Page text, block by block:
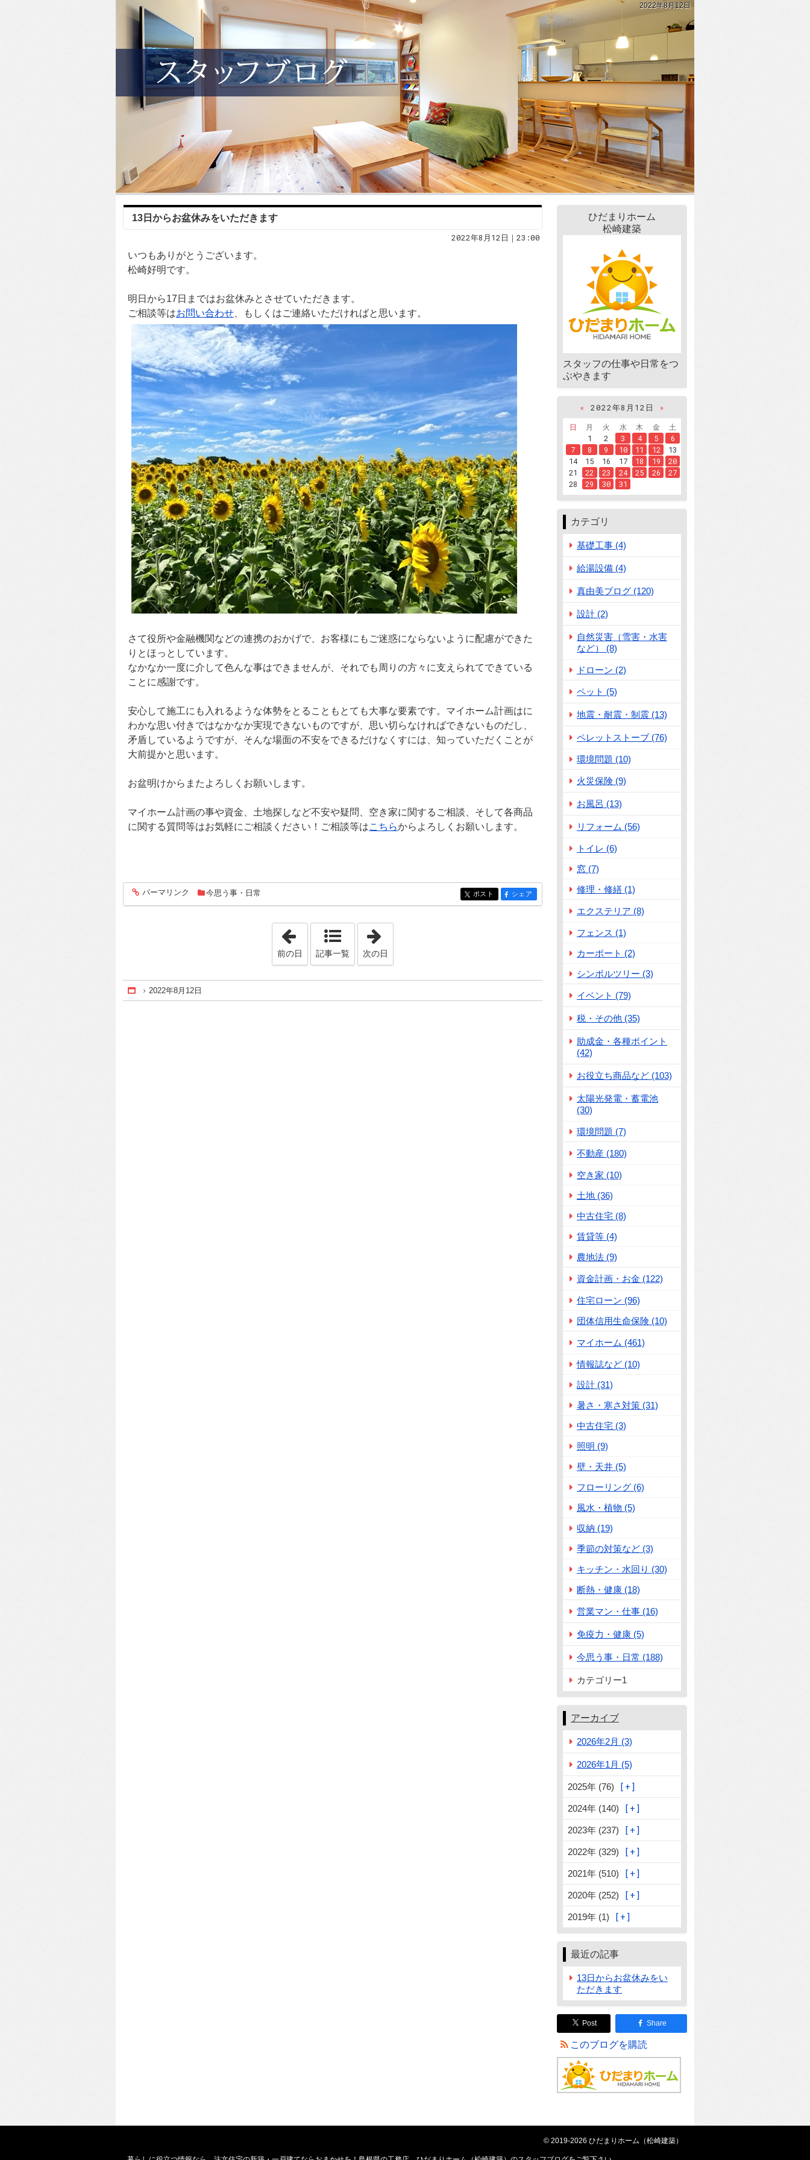
2022年8月12日
13日からお盆休みをいただきます
2022年8月12日｜23:00
いつもありがとうございます。
松崎好明です。
明日から17日まではお盆休みとさせていただきます。
ご相談等はお問い合わせ 、もしくはご連絡いただければと思います。
さて役所や金融機関などの連携のおかげで、お客様にもご迷惑にならないように配慮ができた
りとほっとしています。
なかなか一度に介して色んな事はできませんが、それでも周りの方々に支えられてできている
ことに感謝です。
安心して施工にも入れるような体勢をとることもとても大事な要素です。マイホーム計画はに
わかな思い付きではなかなか実現できないものですが、思い切らなければできないものだし、
矛盾しているようですが、そんな場面の不安をできるだけなくすには、知っていただくことが
大前提かと思います。
お盆明けからまたよろしくお願いします。
マイホーム計画の事や資金、土地探しなど不安や疑問、空き家に関するご相談、そして各商品
に関する質問等はお気軽にご相談ください！ご相談等はこちらからよろしくお願いします。
entry1271
パーマリンク 今思う事・日常 entry1271
ポスト entry1271
シェア
「2022年8月11日」
前の日 記事一覧 次の日
Home
2022年8月12日
ひだまりホーム
松崎建築
スタッフの仕事や日常をつ
ぶやきます
« 2022年8月12日
»
日
月 火 水 木 金
土
1
2 3 4 5
6
7
8 9 10 11 12
13
14
15 16 17 18 19
20
21
22 23 24 25 26
27
28
29 30 31
カテゴリ
基礎工事 (4)
給湯設備 (4)
真由美ブログ (120)
設計 (2)
自然災害（雪害・水害
など） (8)
ドローン (2)
ペット (5)
地震・耐震・制震 (13)
ペレットストーブ (76)
環境問題 (10)
火災保険 (9)
お風呂 (13)
リフォーム (56)
トイレ (6)
窓 (7)
修理・修繕 (1)
エクステリア (8)
フェンス (1)
カーポート (2)
シンボルツリー (3)
イベント (79)
税・その他 (35)
助成金・各種ポイント
(42)
お役立ち商品など (103)
太陽光発電・蓄電池
(30)
環境問題 (7)
不動産 (180)
空き家 (10)
土地 (36)
中古住宅 (8)
賃貸等 (4)
農地法 (9)
資金計画・お金 (122)
住宅ローン (96)
団体信用生命保険 (10)
マイホーム (461)
情報誌など (10)
設計 (31)
暑さ・寒さ対策 (31)
中古住宅 (3)
照明 (9)
壁・天井 (5)
フローリング (6)
風水・植物 (5)
収納 (19)
季節の対策など (3)
キッチン・水回り (30)
断熱・健康 (18)
営業マン・仕事 (16)
免疫力・健康 (5)
今思う事・日常 (188)
カテゴリー1
アーカイブ
2026年2月 (3)
2026年1月 (5)
2025年 (76)
2024年 (140)
2023年 (237)
2022年 (329)
2021年 (510)
2020年 (252)
2019年 (1)
最近の記事
13日からお盆休みをい
ただきます
Post Share
このブログを購読
© 2019-2026 ひだまりホーム（松崎建築）